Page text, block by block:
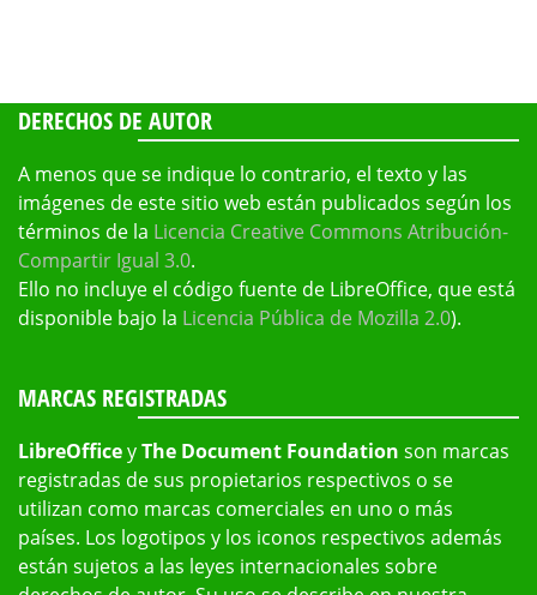
DERECHOS DE AUTOR
A menos que se indique lo contrario, el texto y las
imágenes de este sitio web están publicados según los
términos de la Licencia Creative Commons Atribución-
Compartir Igual 3.0.
Ello no incluye el código fuente de LibreOffice, que está
disponible bajo la Licencia Pública de Mozilla 2.0).
MARCAS REGISTRADAS
LibreOfficeyThe Document Foundation son marcas
registradas de sus propietarios respectivos o se
utilizan como marcas comerciales en uno o más
países. Los logotipos y los iconos respectivos además
están sujetos a las leyes internacionales sobre